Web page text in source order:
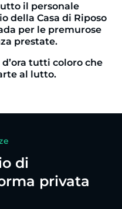
il personale
della Casa di Riposo
per le premurose
prestate.
tutti coloro che
al lutto.
di
privata